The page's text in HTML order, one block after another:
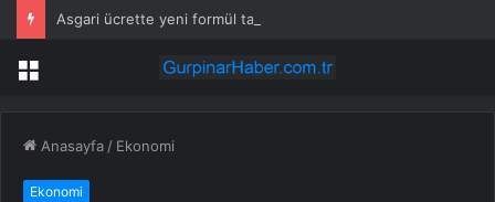
Menü
Anasayfa / Ekonomi
Ekonomi